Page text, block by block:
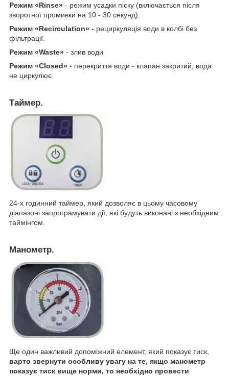
Режим «Rinse» - режим усадки піску (включається після
зворотної промивки на 10 - 30 секунд).
Режим «Recirculation» - рециркуляція води в колбі без
фільтрації.
Режим «Waste» - злив води
Режим «Closed» - перекриття води - клапан закритий, вода
не циркулює.
Таймер.
24-х годинний таймер, який дозволяє в цьому часовому
діапазоні запрограмувати дії, які будуть виконані з необхідним
таймінгом.
Манометр.
Ще один важливий допоміжний елемент, який показує тиск,
варто звернути особливу увагу на те, якщо манометр
показує тиск вище норми, то необхідно провести